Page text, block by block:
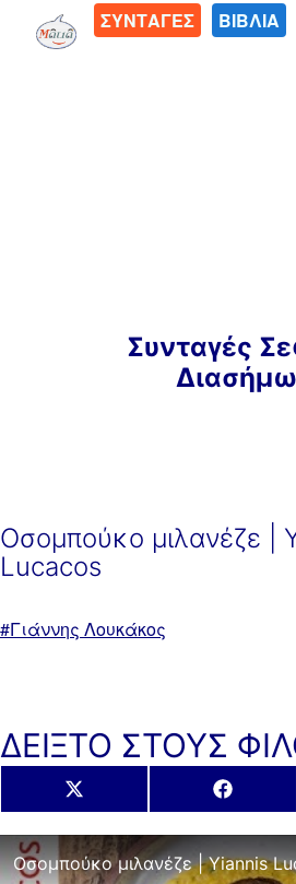
ΣΥΝΤΑΓΕΣ ΒΙΒΛΙΑ
Συνταγές
Οσομπούκο μιλανέζε |
Lucacos
ΜεΓιάννης Λουκάκος
ΔΕΙΞΤΟ ΣΤΟΥΣ
Share
on
X
(Twitter)
Share
on
Οσομπούκο μιλανέζε | Yiannis